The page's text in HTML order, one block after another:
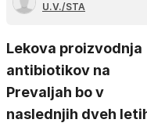
U.V./STA
Lekova proizvodnja
antibiotikov na
Prevaljah bo v
naslednjih dveh